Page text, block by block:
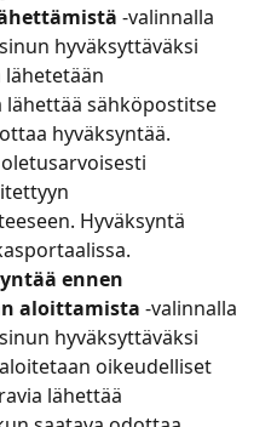
-valinnalla
hyväksyttäväksi
lähetetään
lähettää sähköpostitse
hyväksyntää.
Hyväksyntä
ennen
aloittamista -valinnalla
hyväksyttäväksi
oikeudelliset
lähettää